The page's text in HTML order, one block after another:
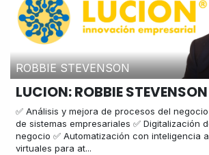
ROBBIE STEVENSON
LUCION: ROBBIE STEVENSON
✅ Análisis y mejora de procesos del
de sistemas empresariales ✅ Digitalización
negocio ✅ Automatización con inteligencia
virtuales para at...